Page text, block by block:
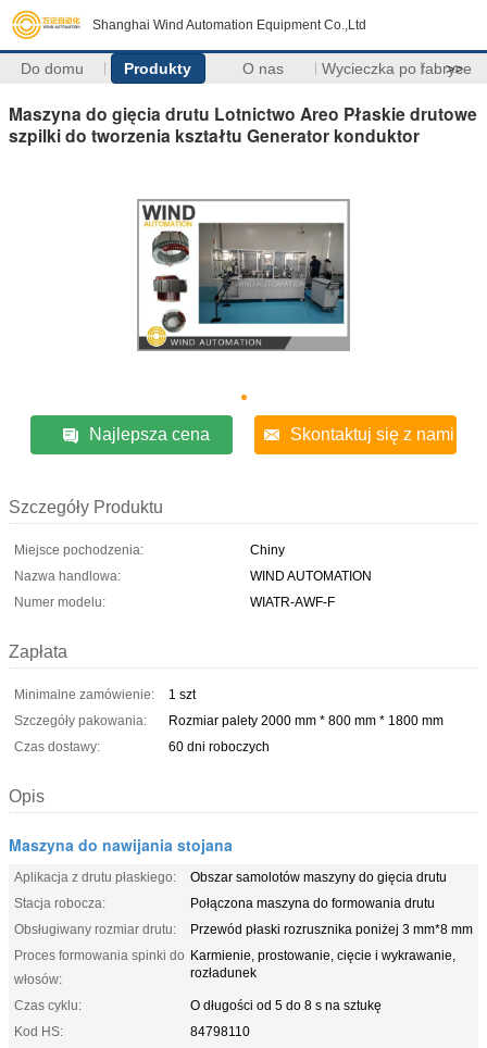
Shanghai Wind Automation Equipment Co.,Ltd
Do domu Produkty O nas Wycieczka po fabryce
>>
Maszyna do gięcia drutu Lotnictwo Areo Płaskie drutowe
szpilki do tworzenia kształtu Generator konduktor
Najlepsza cena Skontaktuj się z nami
Szczegóły Produktu
Miejsce pochodzenia:
Chiny
Nazwa handlowa:
WIND AUTOMATION
Numer modelu:
WIATR-AWF-F
Zapłata
Minimalne zamówienie:
1 szt
Szczegóły pakowania:
Rozmiar palety 2000 mm * 800 mm * 1800 mm
Czas dostawy:
60 dni roboczych
Opis
Maszyna do nawijania stojana
Aplikacja z drutu płaskiego:
Obszar samolotów maszyny do gięcia drutu
Stacja robocza:
Połączona maszyna do formowania drutu
Obsługiwany rozmiar drutu:
Przewód płaski rozrusznika poniżej 3 mm*8 mm
Proces formowania spinki do
włosów:
Karmienie, prostowanie, cięcie i wykrawanie,
rozładunek
Czas cyklu:
O długości od 5 do 8 s na sztukę
Kod HS:
84798110